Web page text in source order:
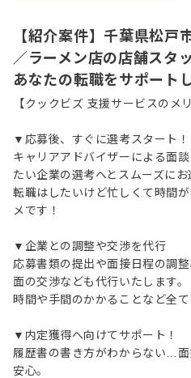
【紹介案件】千葉県松戸
／ラーメン店の店舗スタ
あなたの転職をサポート
【クックビズ 支援サービスのメ
▼応募後、すぐに選考スタート！
キャリアアドバイザーによる面
たい企業の選考へとスムーズにお
転職はしたいけど忙しくて時間
メです！
▼企業との調整や交渉を代行
応募書類の提出や面接日程の調
面の交渉なども代行いたします。
時間や手間のかかることなど全て
▼内定獲得へ向けてサポート！
履歴書の書き方がわからない…
安心。